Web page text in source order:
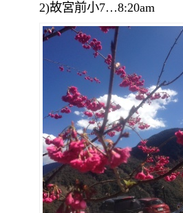
2)故宮前小7…8:20am